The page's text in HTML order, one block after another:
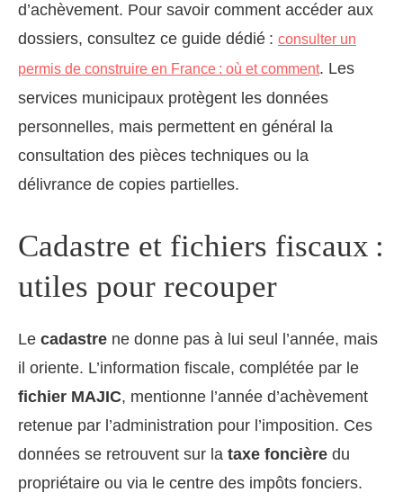
d’achèvement. Pour savoir comment accéder aux
dossiers, consultez ce guide dédié : consulter un
permis de construire en France : où et comment. Les
services municipaux protègent les données
personnelles, mais permettent en général la
consultation des pièces techniques ou la
délivrance de copies partielles.
Cadastre et fichiers fiscaux :
utiles pour recouper
Le cadastre ne donne pas à lui seul l’année, mais
il oriente. L’information fiscale, complétée par le
fichier MAJIC, mentionne l’année d’achèvement
retenue par l’administration pour l’imposition. Ces
données se retrouvent sur la taxe foncière du
propriétaire ou via le centre des impôts fonciers.